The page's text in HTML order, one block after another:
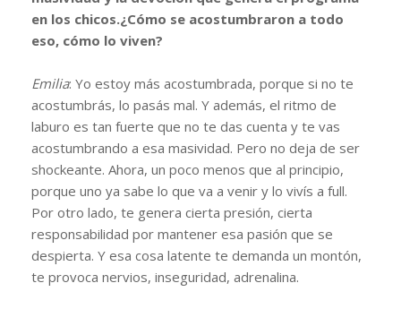
en los chicos.¿Cómo se acostumbraron a todo
eso, cómo lo viven?
Emilia: Yo estoy más acostumbrada, porque si no te
acostumbrás, lo pasás mal. Y además, el ritmo de
laburo es tan fuerte que no te das cuenta y te vas
acostumbrando a esa masividad. Pero no deja de ser
shockeante. Ahora, un poco menos que al principio,
porque uno ya sabe lo que va a venir y lo vivís a full.
Por otro lado, te genera cierta presión, cierta
responsabilidad por mantener esa pasión que se
despierta. Y esa cosa latente te demanda un montón,
te provoca nervios, inseguridad, adrenalina.